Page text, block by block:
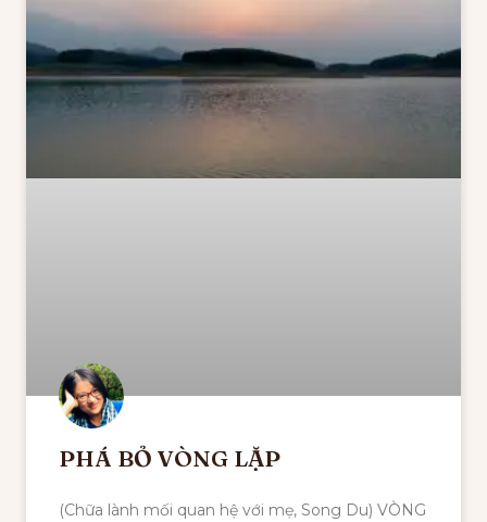
PHÁ BỎ VÒNG LẶP
(Chữa lành mối quan hệ với mẹ, Song Du) VÒNG